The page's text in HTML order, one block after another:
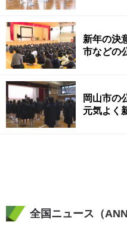
新年の決
市などの
岡山市の
元気よく
全国ニュース（ANN